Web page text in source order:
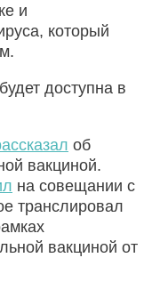
и
который
доступна в
об
вакциной.
на совещании с
транслировал
вакциной от